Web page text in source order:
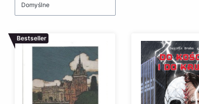
Domyślne
Bestseller